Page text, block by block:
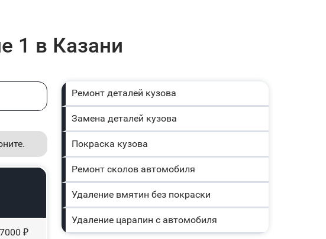
1 в Казани
₽
Ремонт деталей кузова
Замена деталей кузова
Покраска кузова
Ремонт сколов автомобиля
Удаление вмятин без покраски
Удаление царапин с автомобиля